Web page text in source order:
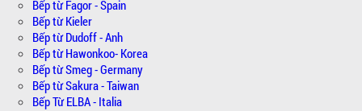
Bếp từ Fagor - Spain
Bếp từ Kieler
Bếp từ Dudoff - Anh
Bếp từ Hawonkoo- Korea
Bếp từ Smeg - Germany
Bếp từ Sakura - Taiwan
Bếp Từ ELBA - Italia